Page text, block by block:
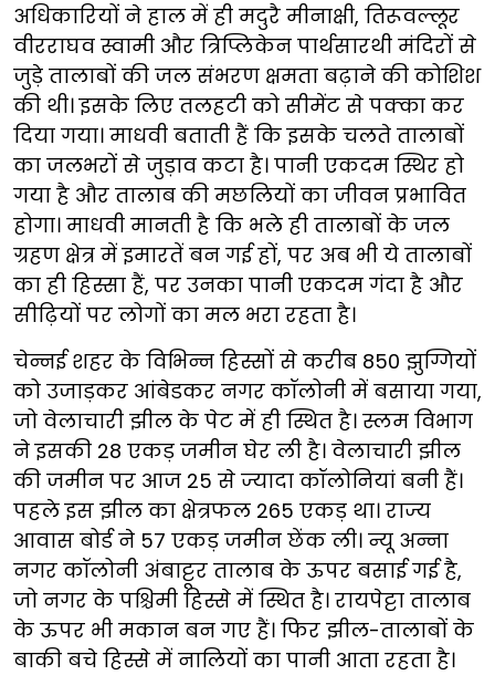
अधिकारियों ने हाल में ही मदुरै मीनाक्षी, तिरूवल्लूर
वीरराघव स्वामी और त्रिप्लिकेन पार्थसारथी मंदिरों से
जुड़े तालाबों की जल संभरण क्षमता बढ़ाने की कोशिश
की थी। इसके लिए तलहटी को सीमेंट से पक्का कर
दिया गया। माधवी बताती हैं कि इसके चलते तालाबों
का जलभरों से जुड़ाव कटा है। पानी एकदम स्थिर हो
गया है और तालाब की मछलियों का जीवन प्रभावित
होगा। माधवी मानती है कि भले ही तालाबों के जल
ग्रहण क्षेत्र में इमारतें बन गई हों, पर अब भी ये तालाबों
का ही हिस्सा हैं, पर उनका पानी एकदम गंदा है और
सीढ़ियों पर लोगों का मल भरा रहता है।
चेन्नई शहर के विभिन्न हिस्सों से करीब 850 झुग्गियों
को उजाड़कर आंबेडकर नगर कॉलोनी में बसाया गया,
जो वेलाचारी झील के पेट में ही स्थित है। स्लम विभाग
ने इसकी 28 एकड़ जमीन घेर ली है। वेलाचारी झील
की जमीन पर आज 25 से ज्यादा कॉलोनियां बनी हैं।
पहले इस झील का क्षेत्रफल 265 एकड़ था। राज्य
आवास बोर्ड ने 57 एकड़ जमीन छेंक ली। न्यू अन्ना
नगर कॉलोनी अंबाट्टूर तालाब के ऊपर बसाई गई है,
जो नगर के पश्चिमी हिस्से में स्थित है। रायपेट्टा तालाब
के ऊपर भी मकान बन गए हैं। फिर झील-तालाबों के
बाकी बचे हिस्से में नालियों का पानी आता रहता है।